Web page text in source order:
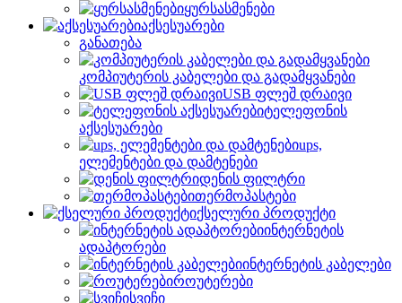
ყურსასმენები
აქსესუარები
განათება
კომპიუტერის კაბელები და გადამყვანები
USB ფლეშ დრაივი
ტელეფონის
აქსესუარები
ups,
ელემენტები და დამტენები
დენის ფილტრი
თერმოპასტები
ქსელური პროდუქტი
ინტერნეტის
ადაპტორები
ინტერნეტის კაბელები
როუტერები
სვიჩი